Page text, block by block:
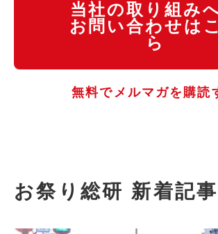
当社の取り組み
お問い合わせは
ら
無料でメルマガを購読
お祭り総研 新着記事